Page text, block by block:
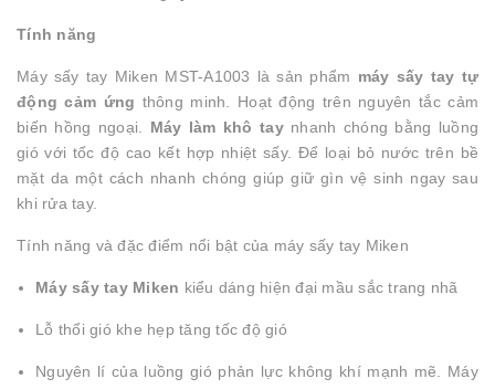
Tính năng
Máy sấy tay Miken MST-A1003 là sản phẩm máy sấy tay tự
động cảm ứng thông minh. Hoạt động trên nguyên tắc cảm
biến hồng ngoại. Máy làm khô taynhanh chóng bằng luồng
gió với tốc độ cao kết hợp nhiệt sấy. Để loại bỏ nước trên bề
mặt da một cách nhanh chóng giúp giữ gìn vệ sinh ngay sau
khi rửa tay.
Tính năng và đặc điểm nổi bật của máy sấy tay Miken
Máy sấy tay Miken kiểu dáng hiện đại mầu sắc trang nhã
Lỗ thổi gió khe hẹp tăng tốc độ gió
Nguyên lí của luồng gió phản lực không khí mạnh mẽ. Máy